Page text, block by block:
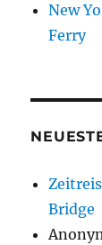
New
Ferry
Bridge